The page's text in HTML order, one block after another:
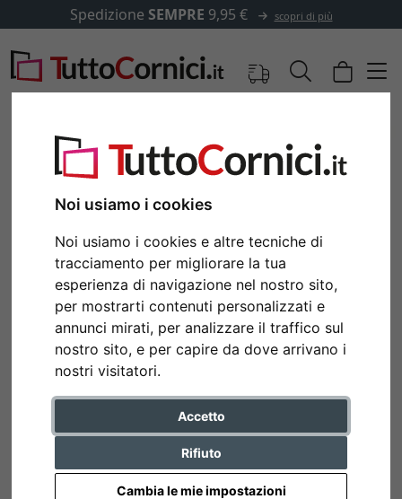
Noi usiamo i cookies
Noi usiamo i cookies e altre tecniche di
tracciamento per migliorare la tua
esperienza di navigazione nel nostro sito,
per mostrarti contenuti personalizzati e
annunci mirati, per analizzare il traffico sul
nostro sito, e per capire da dove arrivano i
nostri visitatori.
Accetto
Rifiuto
Cambia le mie impostazioni
Spedizione SEMPRE 9,95 € scopri di più
Indietro